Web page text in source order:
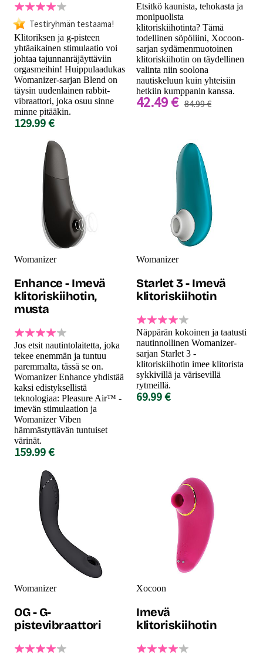
Testiryhmän testaama!
Klitoriksen ja g-pisteen
yhtäaikainen stimulaatio voi
johtaa tajunnanräjäyttäviin
orgasmeihin! Huippulaadukas
Womanizer-sarjan Blend on
täysin uudenlainen rabbit-
vibraattori, joka osuu sinne
minne pitääkin.
129.99 €
Etsitkö kaunista, tehokasta ja
monipuolista
klitoriskiihotinta? Tämä
todellinen söpöliini, Xocoon-
sarjan sydämenmuotoinen
klitoriskiihotin on täydellinen
valinta niin soolona
nautiskeluun kuin yhteisiin
hetkiin kumppanin kanssa.
42.49 € 84.99 €
Womanizer
Enhance - Imevä
klitoriskiihotin,
musta
Jos etsit nautintolaitetta, joka
tekee enemmän ja tuntuu
paremmalta, tässä se on.
Womanizer Enhance yhdistää
kaksi edistyksellistä
teknologiaa: Pleasure Air™ -
imevän stimulaation ja
Womanizer Viben
hämmästyttävän tuntuiset
värinät.
159.99 €
Womanizer
Starlet 3 - Imevä
klitoriskiihotin
Näppärän kokoinen ja taatusti
nautinnollinen Womanizer-
sarjan Starlet 3 -
klitoriskiihotin imee klitorista
sykkivillä ja värisevillä
rytmeillä.
69.99 €
Womanizer
OG - G-
pistevibraattori
Xocoon
Imevä
klitoriskiihotin